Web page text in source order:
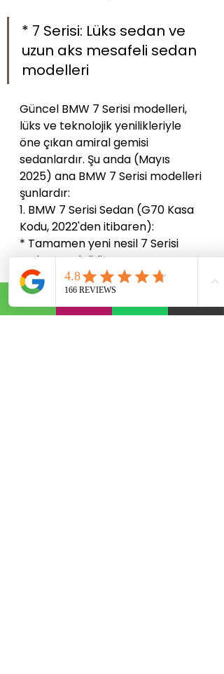
* 7 Serisi: Lüks sedan ve
uzun aks mesafeli sedan
modelleri
Güncel BMW 7 Serisi modelleri,
lüks ve teknolojik yenilikleriyle
öne çıkan amiral gemisi
sedanlardır. Şu anda (Mayıs
2025) ana BMW 7 Serisi modelleri
şunlardır:
1. BMW 7 Serisi Sedan (G70 Kasa
Kodu, 2022'den itibaren):
* Tamamen yeni nesil 7 Serisi
sedan modelidir.
* Cesur ve modern tasarımı, lüks
iç mekanı ve en son
teknolojileriyle dikkat